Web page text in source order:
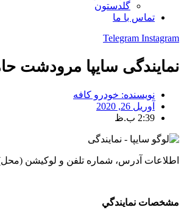
گلدستون
تماس با ما
Telegram Instagram
نمایندگی سایپا مرودشت
نویسنده: خودرو کافه
آوریل 26, 2020
2:39 ب.ظ
اطلاعات آدرس، شماره تلفن و لوکیشن
مشخصات نمايندگي